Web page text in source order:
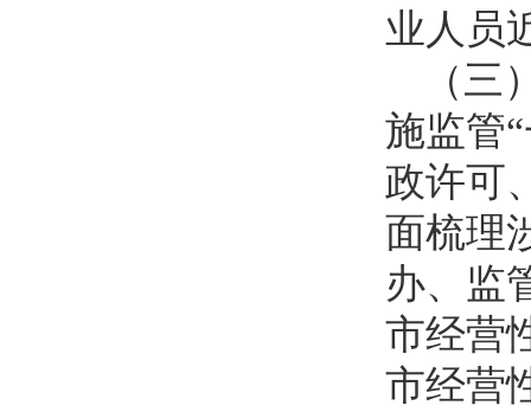
业人员
（
施监管
政许可
面梳理
办、监
市经营
市经营